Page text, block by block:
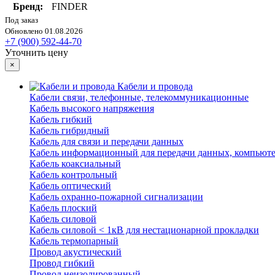
Бренд:
FINDER
Под заказ
Обновлено 01.08.2026
+7 (900) 592-44-70
Уточнить цену
×
Кабели и провода
Кабели связи, телефонные, телекоммуникационные
Кабель высокого напряжения
Кабель гибкий
Кабель гибридный
Кабель для связи и передачи данных
Кабель информационный для передачи данных,
Кабель коаксиальный
Кабель контрольный
Кабель оптический
Кабель охранно-пожарной сигнализации
Кабель плоский
Кабель силовой
Кабель силовой < 1кВ для нестационарной прокладки
Кабель термопарный
Провод акустический
Провод гибкий